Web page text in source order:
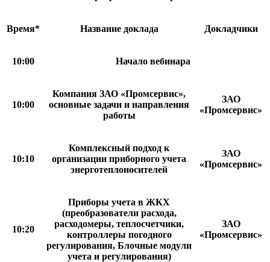
Время* Название доклада Докладчики
10:00 Начало вебинара
10:00
Компания ЗАО «Промсервис»,
основные задачи и направления
работы
ЗАО
«Промсервис»
10:10
Комплексный подход к
организации приборного учета
энерготеплоносителей
ЗАО
«Промсервис»
10:20
Приборы учета в ЖКХ
(преобразователи расхода,
расходомеры, теплосчетчики,
контроллеры погодного
регулирования, Блочные модули
учета и регулирования)
ЗАО
«Промсервис»